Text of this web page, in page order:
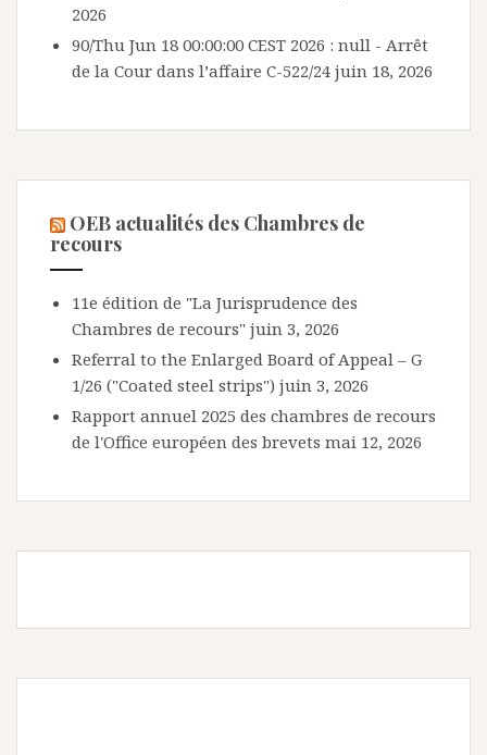
2026
90/Thu Jun 18 00:00:00 CEST 2026 : null - Arrêt
de la Cour dans l’affaire C-522/24 juin 18, 2026
OEB actualités des Chambres de
recours
11e édition de "La Jurisprudence des
Chambres de recours" juin 3, 2026
Referral to the Enlarged Board of Appeal – G
1/26 ("Coated steel strips") juin 3, 2026
Rapport annuel 2025 des chambres de recours
de l'Office européen des brevets mai 12, 2026